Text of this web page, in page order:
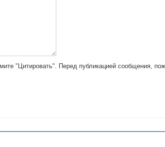
"Цитировать". Перед публикацией сообщения,